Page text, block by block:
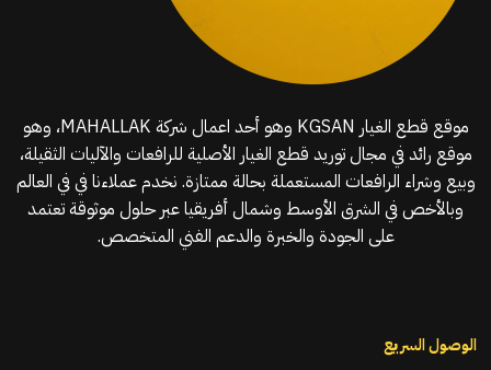
موقع قطع الغيار KGSAN وهو أحد اعمال شركة MAHALLAK، وهو
موقع رائد في مجال توريد قطع الغيار الأصلية للرافعات والآليات الثقيلة،
وبيع وشراء الرافعات المستعملة بحالة ممتازة. نخدم عملاءنا في في العالم
وبالأخص في الشرق الأوسط وشمال أفريقيا عبر حلول موثوقة تعتمد
على الجودة والخبرة والدعم الفني المتخصص.
الوصول السريع